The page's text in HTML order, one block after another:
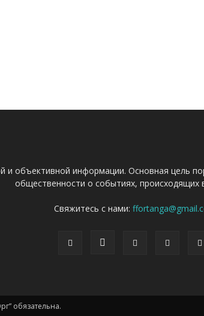
и объективной информации. Основная цель
общественности о событиях, происходящих
Свяжитесь с нами:
обязательна.